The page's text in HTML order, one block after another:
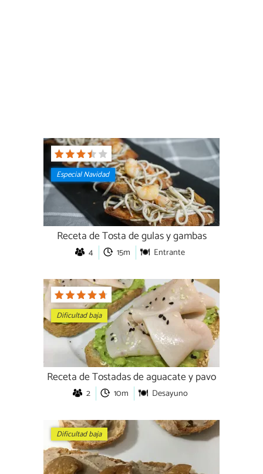
Especial Navidad
Receta de Tosta de gulas y gambas
4 15m Entrante
Dificultad baja
Receta de Tostadas de aguacate y pavo
2 10m Desayuno
Dificultad baja